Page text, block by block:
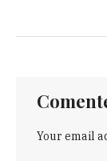
Your email